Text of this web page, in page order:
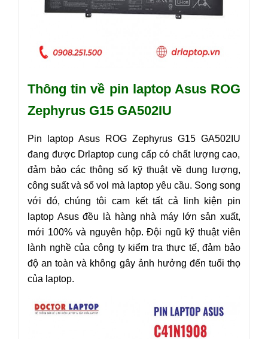
Thông tin về pin laptop Asus ROG
Zephyrus G15 GA502IU
Pin laptop Asus ROG Zephyrus G15 GA502IU
đang được Drlaptop cung cấp có chất lượng cao,
đảm bảo các thông số kỹ thuật về dung lượng,
công suất và số vol mà laptop yêu cầu. Song song
với đó, chúng tôi cam kết tất cả linh kiện pin
laptop Asus đều là hàng nhà máy lớn sản xuất,
mới 100% và nguyên hộp. Đội ngũ kỹ thuật viên
lành nghề của công ty kiểm tra thực tế, đảm bảo
độ an toàn và không gây ảnh hưởng đến tuổi thọ
của laptop.